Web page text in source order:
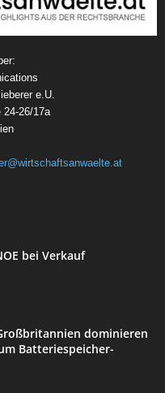
e.U.
24-26/17a
bei Verkauf
dominieren
Batteriespeicher-